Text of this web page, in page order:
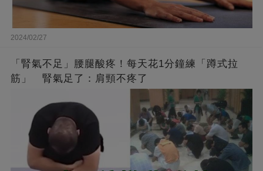
2024/02/27
「腎氣不足」腰腿酸疼！每天花1分鐘練「蹲式拉
筋」 腎氣足了：肩頸不疼了